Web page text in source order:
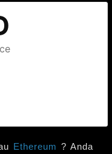
Ethereum ? Anda